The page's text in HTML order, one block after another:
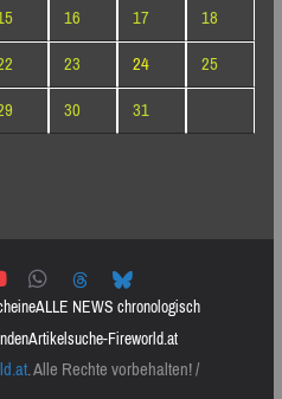
16 17
18
23 24
25
30
31
ALLE NEWS chronologisch
Artikelsuche-Fireworld.at
. Alle Rechte vorbehalten! /